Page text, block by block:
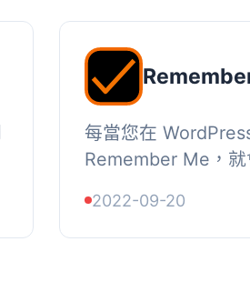
每當您在
Remember Me，就
Remember Me ©
Records ...
2022-09-20